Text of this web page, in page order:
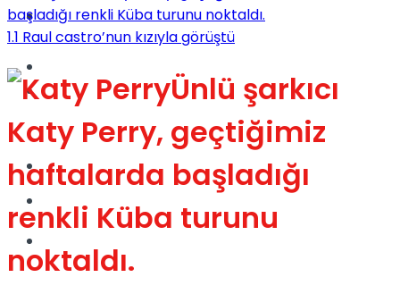
Kadınca
Sinema
Tatil
Spor
başladığı renkli Küba turunu noktaldı.
1.1 Raul castro’nun kızıyla görüştü
Ünlü şarkıcı
Katy Perry, geçtiğimiz
haftalarda başladığı
renkli Küba turunu
noktaldı.